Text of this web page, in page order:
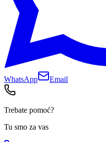
WhatsApp Email
Trebate pomoć?
Tu smo za vas